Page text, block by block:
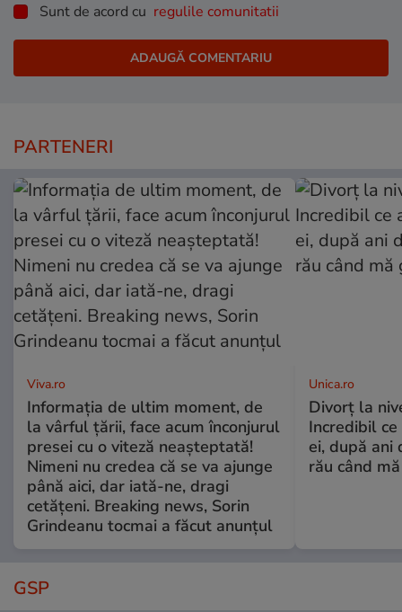
Sunt de acord cu regulile comunitatii
PARTENERI
Viva.ro
Informația de ultim moment, de
la vârful țării, face acum înconjurul
presei cu o viteză neașteptată!
Nimeni nu credea că se va ajunge
până aici, dar iată-ne, dragi
cetățeni. Breaking news, Sorin
Grindeanu tocmai a făcut anunțul
Unica.ro
Divorț la
Incredibil
ei, după ani
rău când
GSP